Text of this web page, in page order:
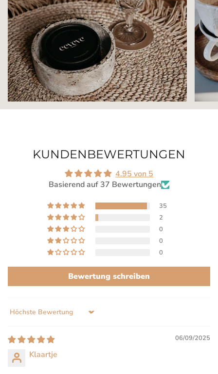
KUNDENBEWERTUNGEN
4.95 von 5
Basierend auf 37 Bewertungen
35
2
0
0
0
Bewertung schreiben
Sort by
06/09/2025
Klaartje